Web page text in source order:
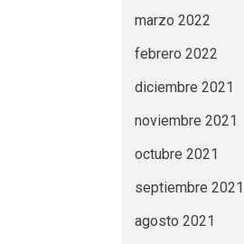
marzo 2022
febrero 2022
diciembre 2021
noviembre 2021
octubre 2021
septiembre 2021
agosto 2021